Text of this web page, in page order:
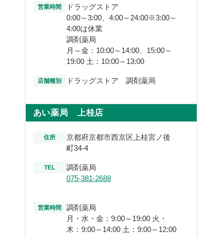
営業時間
ドラッグストア
0:00～3:00、4:00～24:00※3:00～
4:00は休業
調剤薬局
月～金：10:00～14:00、15:00～
19:00 土：10:00～13:00
店舗種別 ドラッグストア 調剤薬局
あい薬局 上桂店
住所
京都府京都市西京区上桂宮ノ後
町34-4
TEL
調剤薬局
075-381-2688
営業時間
調剤薬局
月・水・金：9:00～19:00 火・
木：9:00～14:00 土：9:00～12:00